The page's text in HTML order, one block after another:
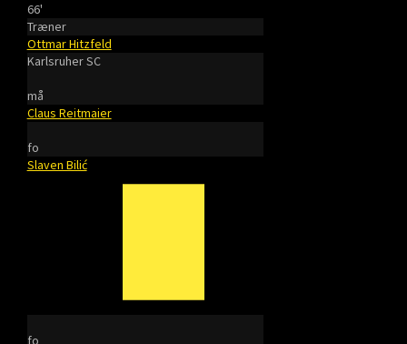
66'
Træner
Ottmar Hitzfeld
Karlsruher SC
må
Claus Reitmaier
fo
Slaven Bilić
fo